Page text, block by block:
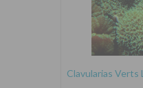
Clavularias Verts L